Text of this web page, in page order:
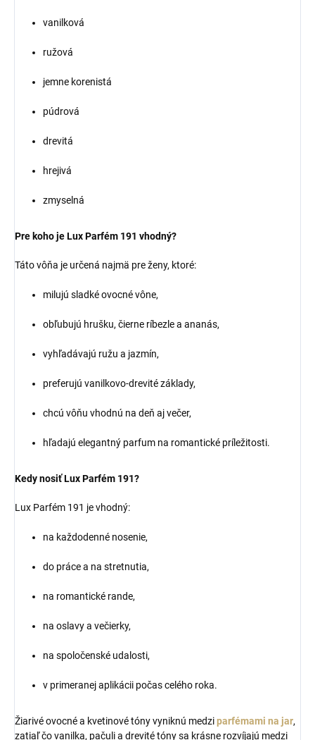
vanilková
ružová
jemne korenistá
púdrová
drevitá
hrejivá
zmyselná
Pre koho je Lux Parfém 191 vhodný?
Táto vôňa je určená najmä pre ženy, ktoré:
milujú sladké ovocné vône,
obľubujú hrušku, čierne ríbezle a ananás,
vyhľadávajú ružu a jazmín,
preferujú vanilkovo-drevité základy,
chcú vôňu vhodnú na deň aj večer,
hľadajú elegantný parfum na romantické príležitosti.
Kedy nosiť Lux Parfém 191?
Lux Parfém 191 je vhodný:
na každodenné nosenie,
do práce a na stretnutia,
na romantické rande,
na oslavy a večierky,
na spoločenské udalosti,
v primeranej aplikácii počas celého roka.
Žiarivé ovocné a kvetinové tóny vyniknú medziparfémami na jar,
zatiaľ čo vanilka, pačuli a drevité tóny sa krásne rozvíjajú medzi